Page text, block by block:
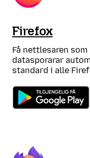
Firefox
Få nettlesaren
datasporarar
standard i alle